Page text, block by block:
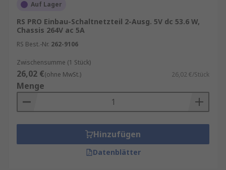
Auf Lager
RS PRO Einbau-Schaltnetzteil 2-Ausg. 5V dc 53.6 W,
Chassis 264V ac 5A
RS Best.-Nr. 262-9106
Zwischensumme (1 Stück)
26,02 €(ohne MwSt.) 26,02 €/Stück
Menge
Hinzufügen
Datenblätter